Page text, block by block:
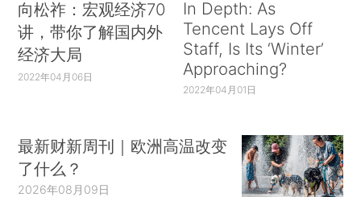
向松祚：宏观经济70
讲，带你了解国内外
经济大局
2022年04月06日
In Depth: As
Tencent Lays Off
Staff, Is Its ‘Winter’
Approaching?
2022年04月01日
最新财新周刊｜欧洲高温改变
了什么？
2026年08月09日